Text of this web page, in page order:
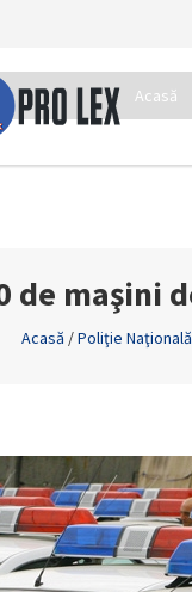
Acasă
de maşini
Acasă /Poliţie Naţională